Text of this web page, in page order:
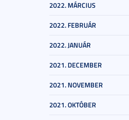
2022. MÁRCIUS
2022. FEBRUÁR
2022. JANUÁR
2021. DECEMBER
2021. NOVEMBER
2021. OKTÓBER